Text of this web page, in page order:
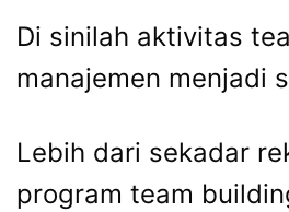
Di sinilah aktivitas
manajemen menjadi
Lebih dari sekadar
program team